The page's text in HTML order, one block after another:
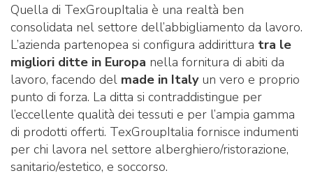
Quella di TexGroupItalia è una realtà ben
consolidata nel settore dell’abbigliamento da lavoro.
L’azienda partenopea si configura addirittura tra le
migliori ditte in Europa nella fornitura di abiti da
lavoro, facendo del made in Italyun vero e proprio
punto di forza. La ditta si contraddistingue per
l’eccellente qualità dei tessuti e per l’ampia gamma
di prodotti offerti. TexGroupItalia fornisce indumenti
per chi lavora nel settore alberghiero/ristorazione,
sanitario/estetico, e soccorso.